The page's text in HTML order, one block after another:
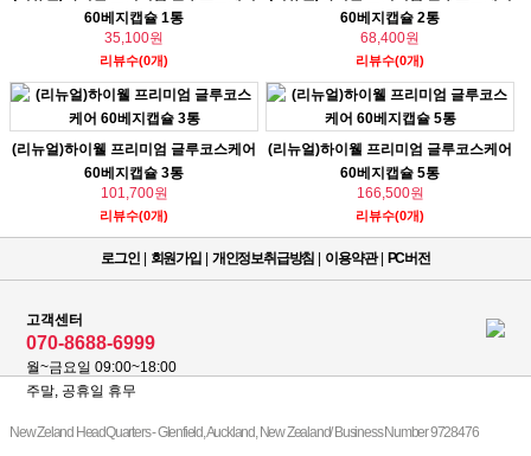
60베지캡슐 1통
35,100원
리뷰수(0개)
60베지캡슐 2통
68,400원
리뷰수(0개)
(리뉴얼)하이웰 프리미엄 글루코스케어
60베지캡슐 3통
101,700원
리뷰수(0개)
(리뉴얼)하이웰 프리미엄 글루코스케어
60베지캡슐 5통
166,500원
리뷰수(0개)
로그인| 회원가입 개인정보취급방침 이용약관| PC버전
고객센터
070-8688-6999
월~금요일 09:00~18:00
주말, 공휴일 휴무
New Zeland HeadQuarters - Glenfield, Auckland, New Zealand/ Business Number 9728476